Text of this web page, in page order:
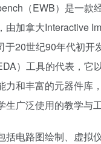
（EWB）是一款
由加拿大Interactive
于20世纪90年代初开
）工具的代表，它
力和丰富的元器件库
广泛使用的教学与
括电路图绘制、虚拟